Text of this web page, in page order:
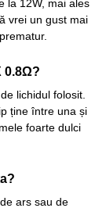
la 12W, mai ales
vrei un gust mai
0.8Ω?
lichidul folosit.
ține între una și
foarte dulci
ars sau de